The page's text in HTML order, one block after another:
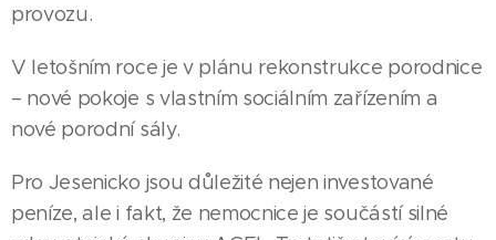
provozu.
V letošním roce je v plánu rekonstrukce porodnice
– nové pokoje s vlastním sociálním zařízením a
nové porodní sály.
Pro Jesenicko jsou důležité nejen investované
peníze, ale i fakt, že nemocnice je součástí silné